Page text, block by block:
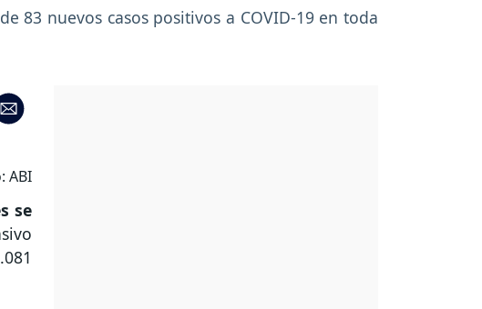
83 nuevos casos positivos a COVID-19 en toda
ABI
se